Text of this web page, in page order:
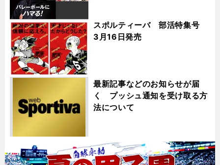
スポルティーバ 部活特集号
3月16日発売
最新記事などのお知らせが届
く プッシュ通知を受け取る方
法について